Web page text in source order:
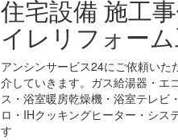
住宅設備 施工
イレリフォー
アンシンサービス24にご依頼い
介していきます。ガス給湯器・エ
ス・浴室暖房乾燥機・浴室テレビ
ロ・IHクッキングヒーター・シス
す